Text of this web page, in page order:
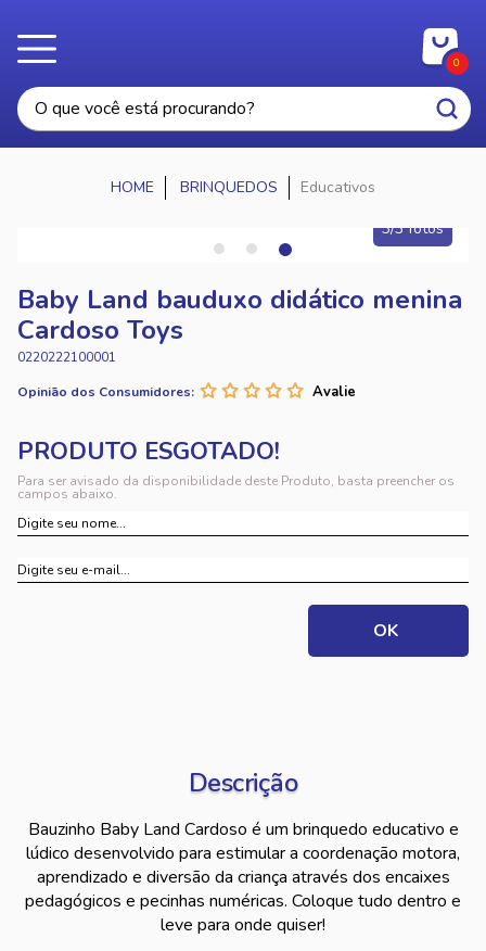
0
BRINQUEDOS
Educativos
3/3 fotos
Baby Land bauduxo didático menina
Cardoso Toys
0220222100001
Opinião dos Consumidores:
Para ser avisado da disponibilidade deste Produto, basta preencher os
campos abaixo.
Descrição
Bauzinho Baby Land Cardoso é um brinquedo educativo e
lúdico desenvolvido para estimular a coordenação motora,
aprendizado e diversão da criança através dos encaixes
pedagógicos e pecinhas numéricas. Coloque tudo dentro e
leve para onde quiser!